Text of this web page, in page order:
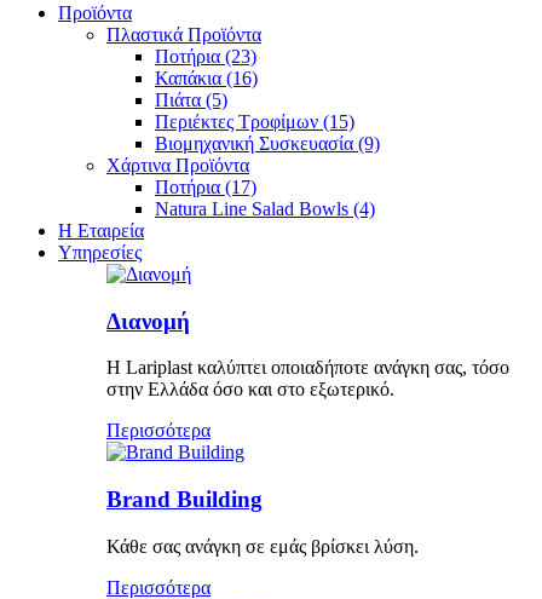
Προϊόντα
Πλαστικά Προϊόντα
Ποτήρια (23)
Καπάκια (16)
Πιάτα (5)
Περιέκτες Τροφίμων (15)
Βιομηχανική Συσκευασία (9)
Χάρτινα Προϊόντα
Ποτήρια (17)
Natura Line Salad Bowls (4)
Η Εταιρεία
Υπηρεσίες
Διανομή
Η Lariplast καλύπτει οποιαδήποτε ανάγκη σας, τόσο
στην Ελλάδα όσο και στο εξωτερικό.
Περισσότερα
Brand Building
Κάθε σας ανάγκη σε εμάς βρίσκει λύση.
Περισσότερα